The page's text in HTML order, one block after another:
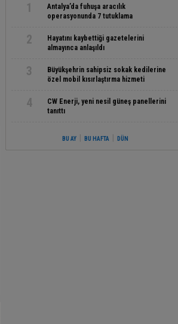
1
Antalya’da fuhuşa aracılık
operasyonunda 7 tutuklama
2
Hayatını kaybettiği gazetelerini
almayınca anlaşıldı
3
Büyükşehrin sahipsiz sokak kedilerine
özel mobil kısırlaştırma hizmeti
4
CW Enerji, yeni nesil güneş panellerini
tanıttı
BU AY BU HAFTA DÜN